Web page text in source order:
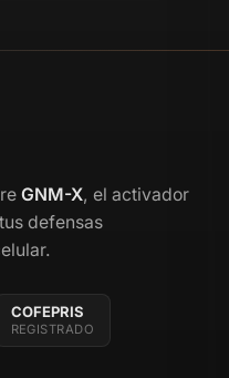
GNM-X, el activador
defensas
COFEPRIS
REGISTRADO